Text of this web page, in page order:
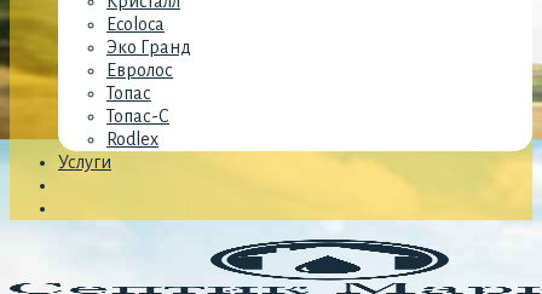
Ecoloca
Эко Гранд
Евролос
Топас
Топас-С
Rodlex
Услуги